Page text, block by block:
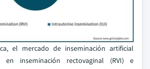
el mercado de inseminación artificial
en inseminación rectovaginal (RVI) e